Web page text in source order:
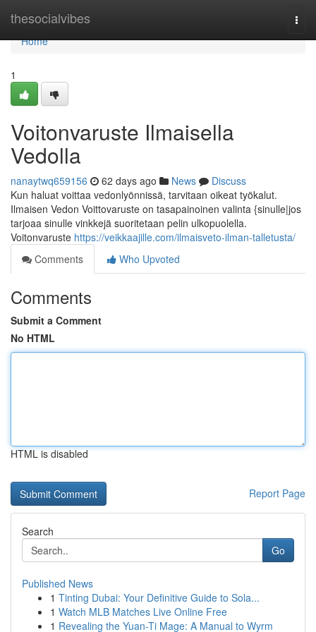
thesocialvibes
Home
Home
1
Voitonvaruste Ilmaisella
Vedolla
nanaytwq659156 62 days ago News
Discuss
Kun haluat voittaa vedonlyönnissä, tarvitaan oikeat työkalut.
Ilmaisen Vedon Voittovaruste on tasapainoinen valinta {sinulle|jos
tarjoaa sinulle vinkkejä suoritetaan pelin ulkopuolella.
Voitonvaruste https://veikkaajille.com/ilmaisveto-ilman-talletusta/
Comments
Who Upvoted
Comments
Submit a Comment
No HTML
HTML is disabled
Report Page
Search
Go
Published News
1 Tinting Dubai: Your Definitive Guide to Sola...
1 Watch MLB Matches Live Online Free
1 Revealing the Yuan-Ti Mage: A Manual to Wyrm